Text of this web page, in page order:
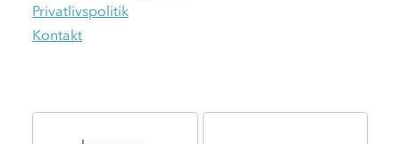
Privatlivspolitik
Kontakt